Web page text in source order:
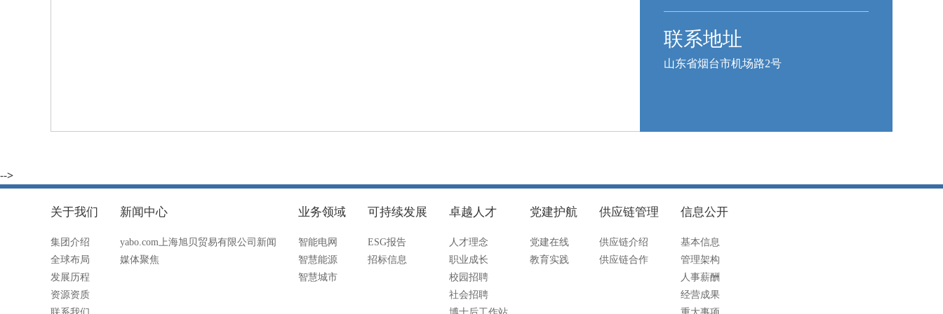
联系地址
山东省烟台市机场路2号
-->
关于我们
集团介绍
全球布局
发展历程
资源资质
新闻中心
yabo.com上海旭贝贸易有限公司新闻
媒体聚焦
业务领域
智能电网
智慧能源
智慧城市
可持续发展
ESG报告
招标信息
卓越人才
人才理念
职业成长
校园招聘
社会招聘
党建护航
党建在线
教育实践
供应链管理
供应链介绍
供应链合作
信息公开
基本信息
管理架构
人事薪酬
经营成果